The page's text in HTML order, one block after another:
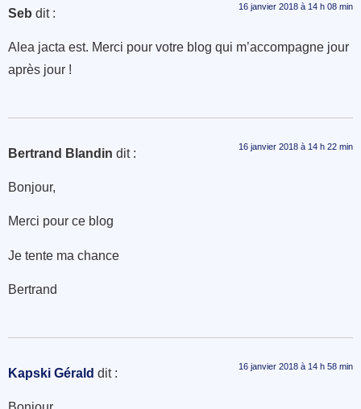
Seb dit : 16 janvier 2018 à 14 h 08 min
Alea jacta est. Merci pour votre blog qui m’accompagne jour
après jour !
Bertrand Blandin dit : 16 janvier 2018 à 14 h 22 min
Bonjour,
Merci pour ce blog
Je tente ma chance
Bertrand
Kapski Gérald dit : 16 janvier 2018 à 14 h 58 min